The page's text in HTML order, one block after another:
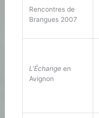
Rencontres de
Brangues 2007
L’Échange en
Avignon